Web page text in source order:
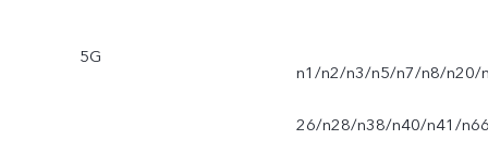
5G
n1/n2/n3/n5/n7/n8/n20/
26/n28/n38/n40/n41/